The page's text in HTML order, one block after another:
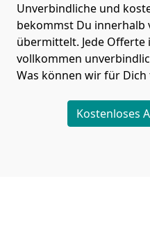
Unverbindliche und
bekommst Du innerhalb
übermittelt. Jede
vollkommen
Was können wir für Dich
Kostenloses